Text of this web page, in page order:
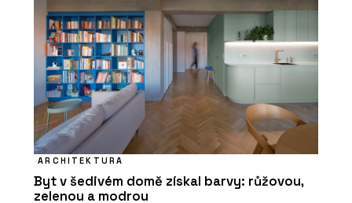
O FIRMĚ
mmcité
ARCHITEKTURA
Byt v šedivém domě získal barvy: růžovou,
zelenou a modrou